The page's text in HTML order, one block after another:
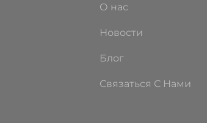
О нас
Новости
Блог
Связаться С Нами